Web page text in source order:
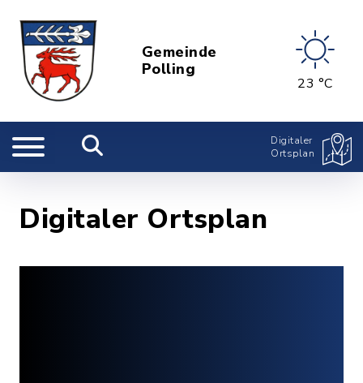
Gemeinde
Polling
23 °C
Digitaler
Ortsplan
Digitaler Ortsplan